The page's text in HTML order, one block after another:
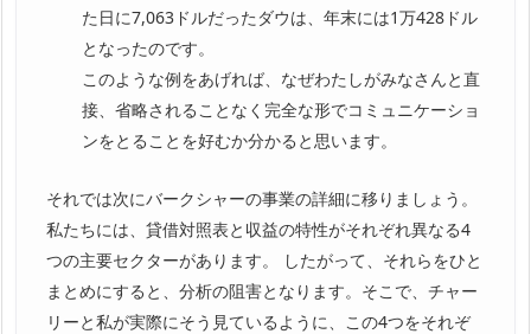
た日に7,063ドルだったダウは、年末には1万428ドル
となったのです。
このような例をあげれば、なぜわたしがみなさんと直
接、省略されることなく完全な形でコミュニケーショ
ンをとることを好むか分かると思います。
それでは次にバークシャーの事業の詳細に移りましょう。
私たちには、貸借対照表と収益の特性がそれぞれ異なる4
つの主要セクターがあります。 したがって、それらをひと
まとめにすると、分析の阻害となります。そこで、チャー
リーと私が実際にそう見ているように、この4つをそれぞ